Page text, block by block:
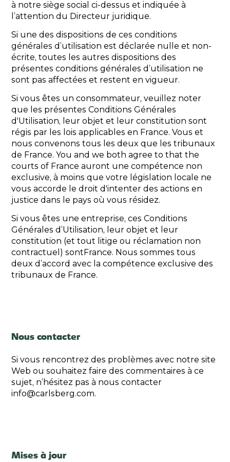
à notre siège social ci-dessus et indiquée à
l’attention du Directeur juridique.
Si une des dispositions de ces conditions
générales d’utilisation est déclarée nulle et non-
écrite, toutes les autres dispositions des
présentes conditions générales d’utilisation ne
sont pas affectées et restent en vigueur.
Si vous êtes un consommateur, veuillez noter
que les présentes Conditions Générales
d'Utilisation, leur objet et leur constitution sont
régis par les lois applicables en France. Vous et
nous convenons tous les deux que les tribunaux
de France. You and we both agree to that the
courts of France auront une compétence non
exclusive, à moins que votre législation locale ne
vous accorde le droit d'intenter des actions en
justice dans le pays où vous résidez.
Si vous êtes une entreprise, ces Conditions
Générales d’Utilisation, leur objet et leur
constitution (et tout litige ou réclamation non
contractuel) sontFrance. Nous sommes tous
deux d’accord avec la compétence exclusive des
tribunaux de France.
Nous contacter
Si vous rencontrez des problèmes avec notre site
Web ou souhaitez faire des commentaires à ce
sujet, n’hésitez pas à nous contacter
info@carlsberg.com.
Mises à jour